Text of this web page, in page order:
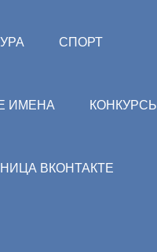
СПОРТ
ИМЕНА КОНКУРСЫ
ВКОНТАКТЕ